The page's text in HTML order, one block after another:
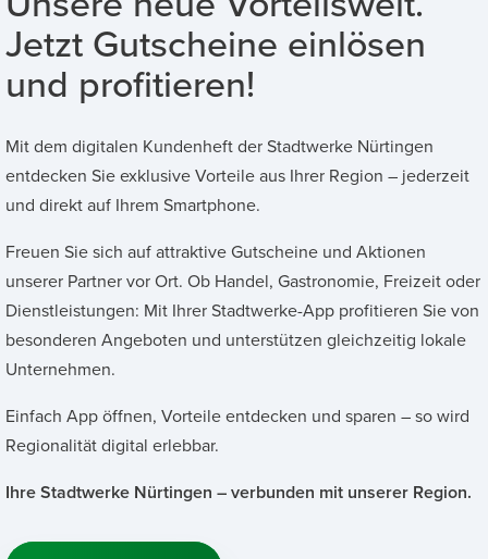
Jetzt Gutscheine einlösen
und profitieren!
Mit dem digitalen Kundenheft der Stadtwerke Nürtingen
entdecken Sie exklusive Vorteile aus Ihrer Region – jederzeit
und direkt auf Ihrem Smartphone.
Freuen Sie sich auf attraktive Gutscheine und Aktionen
unserer Partner vor Ort. Ob Handel, Gastronomie, Freizeit oder
Dienstleistungen: Mit Ihrer Stadtwerke-App profitieren Sie von
besonderen Angeboten und unterstützen gleichzeitig lokale
Unternehmen.
Einfach App öffnen, Vorteile entdecken und sparen – so wird
Regionalität digital erlebbar.
Ihre Stadtwerke Nürtingen – verbunden mit unserer Region.